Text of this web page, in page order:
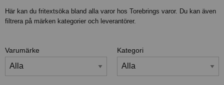
Här kan du fritextsöka bland alla varor hos Torebrings varor. Du kan även
filtrera på märken kategorier och leverantörer.
Varumärke Kategori